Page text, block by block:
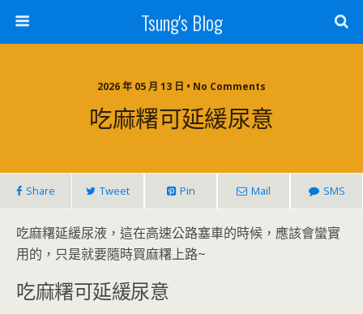
Tsung's Blog
2026 年 05 月 13 日 • No Comments
吃麻糬可延緩尿意
Share Tweet Pin Mail SMS
吃麻糬延緩尿液，這在高速公路塞車的時候，應該會蠻實
用的，只是就要隨時買麻糬上路~
吃麻糬可延緩尿意